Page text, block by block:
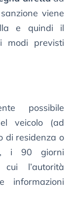
viene
e quindi il
modi previsti
possibile
veicolo (ad
di residenza o
i 90 giorni
l’autorità
informazioni